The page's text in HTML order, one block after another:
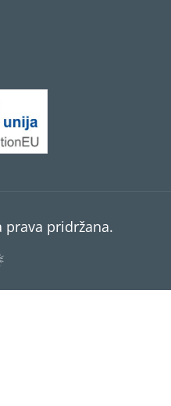
prava pridržana.